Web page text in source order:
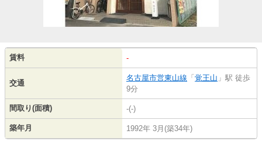
賃料 -
交通
名古屋市営東山線 「 覚王山 」駅 徒歩
9分
間取り(面積) -(-)
築年月 1992年 3月(築34年)